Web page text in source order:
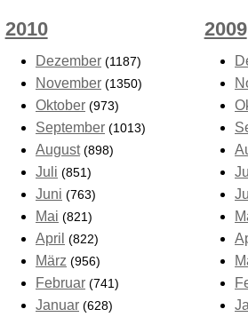
2010
Dezember (1187)
November (1350)
Oktober (973)
September (1013)
August (898)
Juli (851)
Juni (763)
Mai (821)
April (822)
März (956)
Februar (741)
Januar (628)
2009